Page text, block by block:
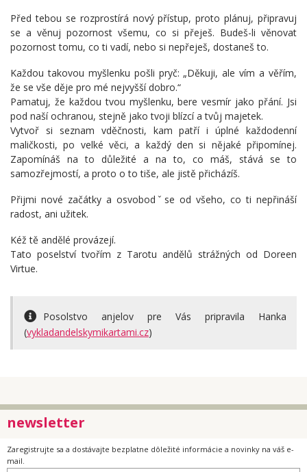
Před tebou se rozprostírá nový přístup, proto plánuj, připravuj
se a věnuj pozornost všemu, co si přeješ. Budeš-li věnovat
pozornost tomu, co ti vadí, nebo si nepřeješ, dostaneš to.
Každou takovou myšlenku pošli pryč: „Děkuji, ale vím a věřím,
že se vše děje pro mé nejvyšší dobro.“
Pamatuj, že každou tvou myšlenku, bere vesmír jako přání. Jsi
pod naší ochranou, stejně jako tvoji blízcí a tvůj majetek.
Vytvoř si seznam vděčnosti, kam patří i úplné každodenní
maličkosti, po velké věci, a každý den si nějaké připomínej.
Zapomínáš na to důležité a na to, co máš, stává se to
samozřejmostí, a proto o to tiše, ale jistě přicházíš.
Přijmi nové začátky a osvobodˇse od všeho, co ti nepřináší
radost, ani užitek.
Kéž tě andělé provázejí.
Tato poselství tvořím z Tarotu andělů strážných od Doreen
Virtue.
Posolstvo anjelov pre Vás pripravila Hanka
(vykladandelskymikartami.cz)
newsletter
Zaregistrujte sa a dostávajte bezplatne dôležité informácie a novinky na váš e-
mail.